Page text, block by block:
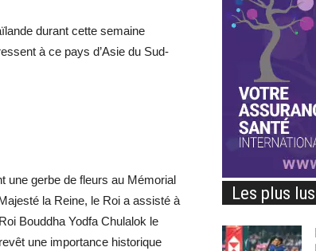
durant cette semaine
à ce pays d’Asie du Sud-
une gerbe de fleurs au Mémorial
la Reine, le Roi a assisté à
Bouddha Yodfa Chulalok le
une importance historique
Les plus lus